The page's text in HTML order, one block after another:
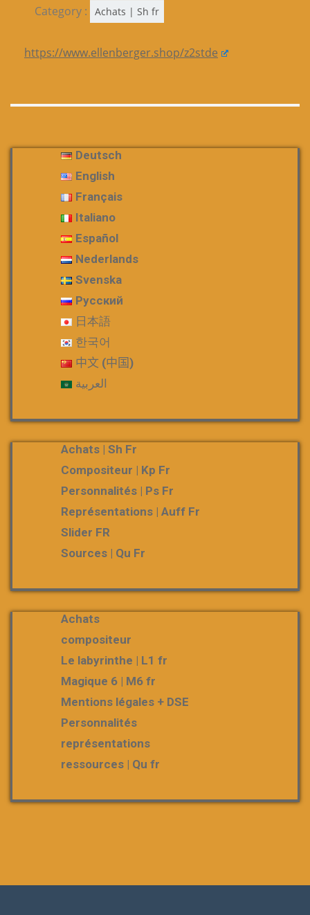
Category : Achats | Sh fr
https://www.ellenberger.shop/z2stde
Deutsch
English
Français
Italiano
Español
Nederlands
Svenska
Русский
日本語
한국어
中文 (中国)
العربية
Achats | Sh Fr
Compositeur | Kp Fr
Personnalités | Ps Fr
Représentations | Auff Fr
Slider FR
Sources | Qu Fr
Achats
compositeur
Le labyrinthe | L1 fr
Magique 6 | M6 fr
Mentions légales + DSE
Personnalités
représentations
ressources | Qu fr